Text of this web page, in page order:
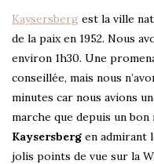
Kaysersberg est la ville
de la paix en 1952. Nous
environ 1h30. Une
conseillée, mais nous
minutes car nous avions
marche que depuis un bon
Kaysersberg en admirant
jolis points de vue sur la